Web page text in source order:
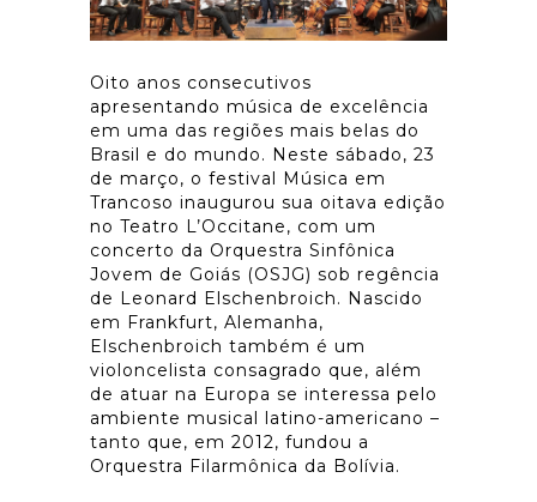
Oito anos consecutivos
apresentando música de excelência
em uma das regiões mais belas do
Brasil e do mundo. Neste sábado, 23
de março, o festival Música em
Trancoso inaugurou sua oitava edição
no Teatro L’Occitane, com um
concerto da Orquestra Sinfônica
Jovem de Goiás (OSJG) sob regência
de Leonard Elschenbroich. Nascido
em Frankfurt, Alemanha,
Elschenbroich também é um
violoncelista consagrado que, além
de atuar na Europa se interessa pelo
ambiente musical latino-americano –
tanto que, em 2012, fundou a
Orquestra Filarmônica da Bolívia.